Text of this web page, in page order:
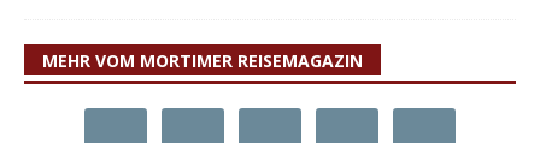
MEHR VOM MORTIMER REISEMAGAZIN